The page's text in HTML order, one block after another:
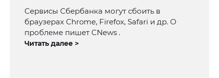
Сервисы Сбербанка могут сбоить в
браузерах Chrome, Firefox, Safari и др. О
проблеме пишет CNews .
Читать далее >